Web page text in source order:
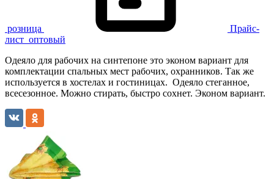
розница
Прайс-
лист оптовый
Одеяло для рабочих на синтепоне это эконом вариант для
комплектации спальных мест рабочих, охранников. Так же
используется в хостелах и гостиницах. Одеяло стеганное,
всесезонное. Можно стирать, быстро сохнет. Эконом вариант.